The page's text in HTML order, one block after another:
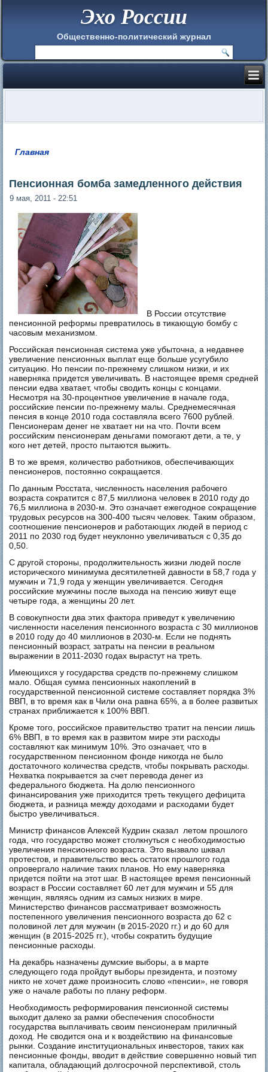
Эхо России
Общественно-политический журнал
Главная
Пенсионная бомба замедленного действия
9 мая, 2011 - 22:51
В России отсутствие
пенсионной реформы превратилось в тикающую бомбу с
часовым механизмом.
Российская пенсионная система уже убыточна, а недавнее
увеличение пенсионных выплат еще больше усугубило
ситуацию. Но пенсии по-прежнему слишком низки, и их
наверняка придется увеличивать. В настоящее время средней
пенсии едва хватает, чтобы сводить концы с концами.
Несмотря на 30-процентное увеличение в начале года,
российские пенсии по-прежнему малы. Среднемесячная
пенсия в конце 2010 года составляла всего 7600 рублей.
Пенсионерам денег не хватает ни на что. Почти всем
российским пенсионерам деньгами помогают дети, а те, у
кого нет детей, просто пытаются выжить.
В то же время, количество работников, обеспечивающих
пенсионеров, постоянно сокращается.
По данным Росстата, численность населения рабочего
возраста сократится с 87,5 миллиона человек в 2010 году до
76,5 миллиона в 2030-м. Это означает ежегодное сокращение
трудовых ресурсов на 300-400 тысяч человек. Таким образом,
соотношение пенсионеров и работающих людей в период с
2011 по 2030 год будет неуклонно увеличиваться с 0,35 до
0,50.
С другой стороны, продолжительность жизни людей после
исторического минимума десятилетней давности в 58,7 года у
мужчин и 71,9 года у женщин увеличивается. Сегодня
российские мужчины после выхода на пенсию живут еще
четыре года, а женщины 20 лет.
В совокупности два этих фактора приведут к увеличению
численности населения пенсионного возраста с 30 миллионов
в 2010 году до 40 миллионов в 2030-м. Если не поднять
пенсионный возраст, затраты на пенсии в реальном
выражении в 2011-2030 годах вырастут на треть.
Имеющихся у государства средств по-прежнему слишком
мало. Общая сумма пенсионных накоплений в
государственной пенсионной системе составляет порядка 3%
ВВП, в то время как в Чили она равна 65%, а в более развитых
странах приближается к 100% ВВП.
Кроме того, российское правительство тратит на пенсии лишь
6% ВВП, в то время как в развитом мире эти расходы
составляют как минимум 10%. Это означает, что в
государственном пенсионном фонде никогда не было
достаточного количества средств, чтобы покрывать расходы.
Нехватка покрывается за счет перевода денег из
федерального бюджета. На долю пенсионного
финансирования уже приходится треть текущего дефицита
бюджета, и разница между доходами и расходами будет
быстро увеличиваться.
Министр финансов Алексей Кудрин сказал летом прошлого
года, что государство может столкнуться с необходимостью
увеличения пенсионного возраста. Это вызвало шквал
протестов, и правительство весь остаток прошлого года
опровергало наличие таких планов. Но ему наверняка
придется пойти на этот шаг. В настоящее время пенсионный
возраст в России составляет 60 лет для мужчин и 55 для
женщин, являясь одним из самых низких в мире.
Министерство финансов рассматривает возможность
постепенного увеличения пенсионного возраста до 62 с
половиной лет для мужчин (в 2015-2020 гг.) и до 60 для
женщин (в 2015-2025 гг.), чтобы сократить будущие
пенсионные расходы.
На декабрь назначены думские выборы, а в марте
следующего года пройдут выборы президента, и поэтому
никто не хочет даже произносить слово «пенсии», не говоря
уже о начале работы по плану реформ.
Необходимость реформирования пенсионной системы
выходит далеко за рамки обеспечения способности
государства выплачивать своим пенсионерам приличный
доход. Не сводится она и к воздействию на финансовые
рынки. Создание институциональных инвесторов, таких как
пенсионные фонды, вводит в действие совершенно новый тип
капитала, обладающий долгосрочной перспективой, столь